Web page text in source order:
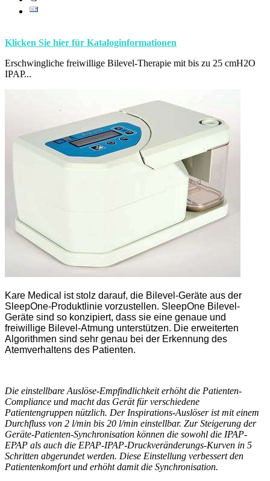
Klicken Sie hier für Kataloginformationen
Erschwingliche freiwillige Bilevel-Therapie mit bis zu 25 cmH2O
IPAP...
Kare Medical ist stolz darauf, die Bilevel-Geräte aus der
SleepOne-Produktlinie vorzustellen. SleepOne Bilevel-
Geräte sind so konzipiert, dass sie eine genaue und
freiwillige Bilevel-Atmung unterstützen. Die erweiterten
Algorithmen sind sehr genau bei der Erkennung des
Atemverhaltens des Patienten.
Die einstellbare Auslöse-Empfindlichkeit erhöht die Patienten-
Compliance und macht das Gerät für verschiedene
Patientengruppen nützlich. Der Inspirations-Auslöser ist mit einem
Durchfluss von 2 l/min bis 20 l/min einstellbar. Zur Steigerung der
Geräte-Patienten-Synchronisation können die sowohl die IPAP-
EPAP als auch die EPAP-IPAP-Druckveränderungs-Kurven in 5
Schritten abgerundet werden. Diese Einstellung verbessert den
Patientenkomfort und erhöht damit die Synchronisation.